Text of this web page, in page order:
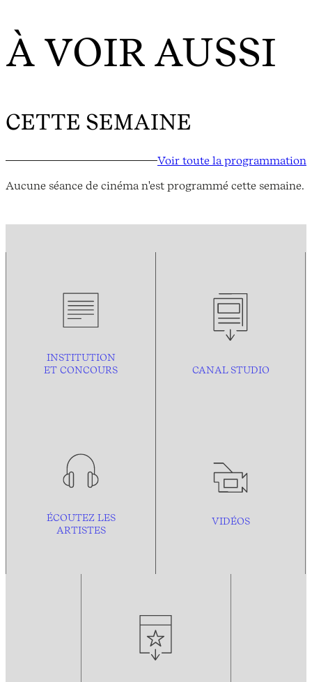
À VOIR AUSSI
CETTE SEMAINE
Voir toute la programmation
Aucune séance de cinéma n'est programmé cette semaine.
INSTITUTION
ET CONCOURS
CANAL STUDIO
ÉCOUTEZ LES
ARTISTES
VIDÉOS